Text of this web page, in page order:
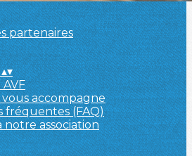
partenaires
▴▾
vous accompagne
fréquentes (FAQ)
notre association